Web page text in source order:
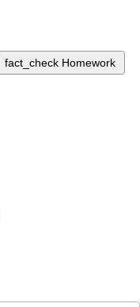
fact_check Homework